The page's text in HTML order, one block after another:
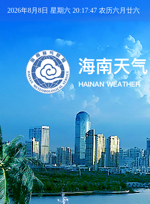
2026年8月8日 星期六 20:17:48 农历六月廿六